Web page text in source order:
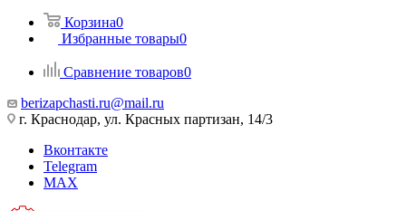
Корзина0
Избранные товары0
Сравнение товаров0
berizapchasti.ru@mail.ru
г. Краснодар, ул. Красных партизан, 14/3
Вконтакте
Telegram
MAX